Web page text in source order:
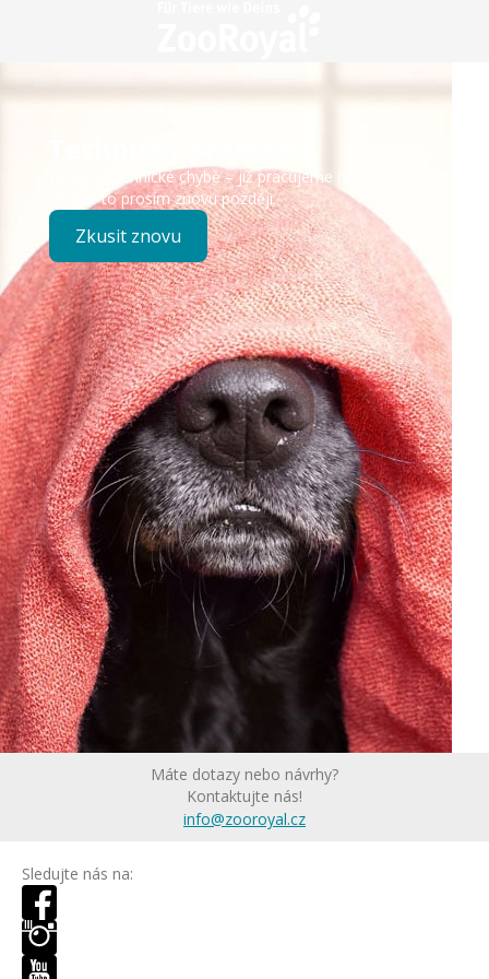
Došlo k technické chybě – již pracujeme na opravě.
Zkuste to prosím znovu později.
Zkusit znovu
Máte dotazy nebo návrhy?
Kontaktujte nás!
info@zooroyal.cz
Sledujte nás na: